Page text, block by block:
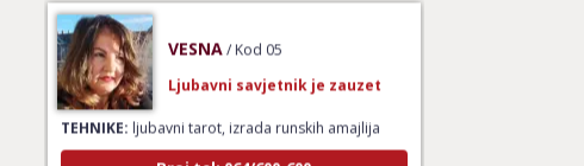
TEHNIKE:ljubavni tarot, izrada runskih amajlija
Broj tel: 064/600-600